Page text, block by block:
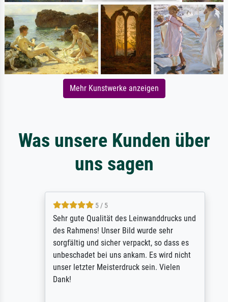
Mehr Kunstwerke anzeigen
Was unsere Kunden über
uns sagen
5 / 5
Sehr gute Qualität des Leinwanddrucks und
des Rahmens! Unser Bild wurde sehr
sorgfältig und sicher verpackt, so dass es
unbeschadet bei uns ankam. Es wird nicht
unser letzter Meisterdruck sein. Vielen
Dank!